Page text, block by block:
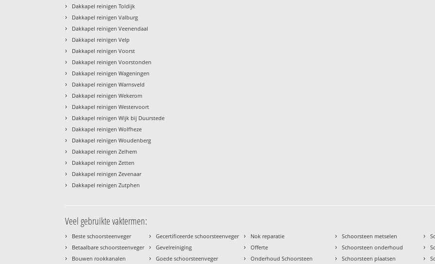
› Dakkapel reinigen Toldijk
› Dakkapel reinigen Valburg
› Dakkapel reinigen Veenendaal
› Dakkapel reinigen Velp
› Dakkapel reinigen Voorst
› Dakkapel reinigen Voorstonden
› Dakkapel reinigen Wageningen
› Dakkapel reinigen Warnsveld
› Dakkapel reinigen Wekerom
› Dakkapel reinigen Westervoort
› Dakkapel reinigen Wijk bij Duurstede
› Dakkapel reinigen Wolfheze
› Dakkapel reinigen Woudenberg
› Dakkapel reinigen Zelhem
› Dakkapel reinigen Zetten
› Dakkapel reinigen Zevenaar
› Dakkapel reinigen Zutphen
Veel gebruikte vaktermen:
› Beste schoorsteenveger
› Betaalbare schoorsteenveger
› Bouwen rookkanalen
› Gecertificeerde schoorsteenveger
› Gevelreiniging
› Goede schoorsteenveger
› Nok reparatie
› Offerte
› Onderhoud Schoorsteen
› Schoorsteen metselen
› Schoorsteen onderhoud
› Schoorsteen plaatsen
›
›
›